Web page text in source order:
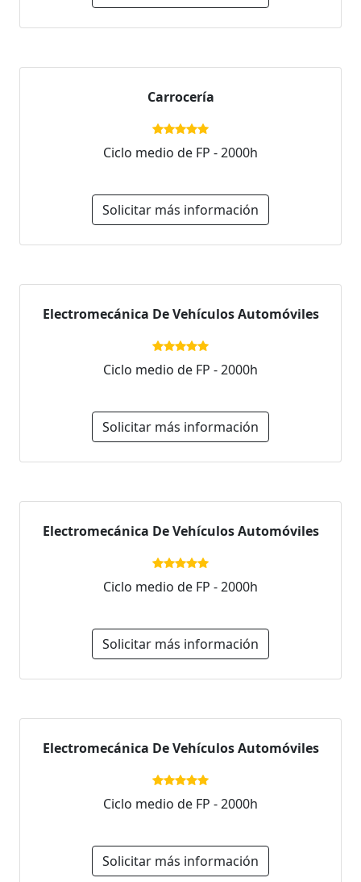
Carrocería
Ciclo medio de FP - 2000h
Solicitar más información
Electromecánica De Vehículos Automóviles
Ciclo medio de FP - 2000h
Solicitar más información
Electromecánica De Vehículos Automóviles
Ciclo medio de FP - 2000h
Solicitar más información
Electromecánica De Vehículos Automóviles
Ciclo medio de FP - 2000h
Solicitar más información